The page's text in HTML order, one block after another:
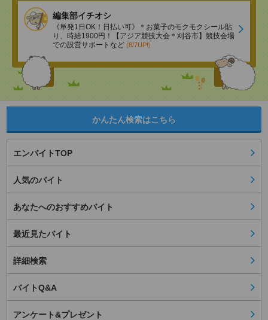
編集部イチオシ
《単発1日OK！日払い可》＊お菓子のモクモクシール貼
り、時給1900円！【アジア競技大会＊刈谷市】競技会場
での設営サポートなど (8/7UP!)
かんたん検索はこちら
エンバイトTOP
人気のバイト
あなたへのおすすめバイト
最近見たバイト
詳細検索
バイトQ&A
アンケート&プレゼント